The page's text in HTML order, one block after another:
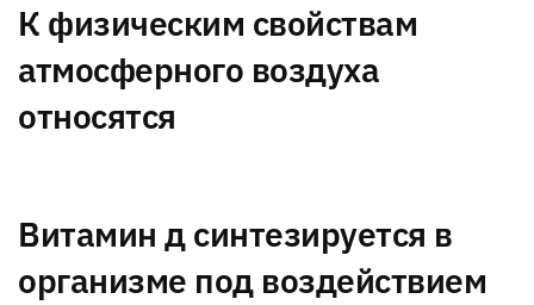
К физическим свойствам
атмосферного воздуха
относятся
Витамин д синтезируется в
организме под воздействием